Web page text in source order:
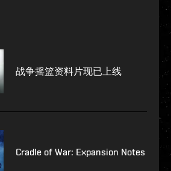
战争摇篮资料片现已上线
Cradle of War: Expansion Notes